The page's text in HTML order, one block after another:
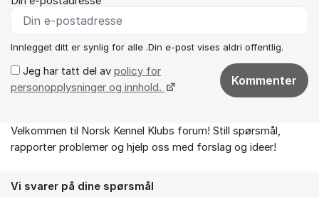
Innlegget ditt er synlig for alle .Din e-post vises aldri offentlig.
Jeg har tatt del av policy for
personopplysninger og innhold.
Kommenter
Om forumet
Velkommen til Norsk Kennel Klubs forum! Still spørsmål,
rapporter problemer og hjelp oss med forslag og ideer!
Vi svarer på dine spørsmål